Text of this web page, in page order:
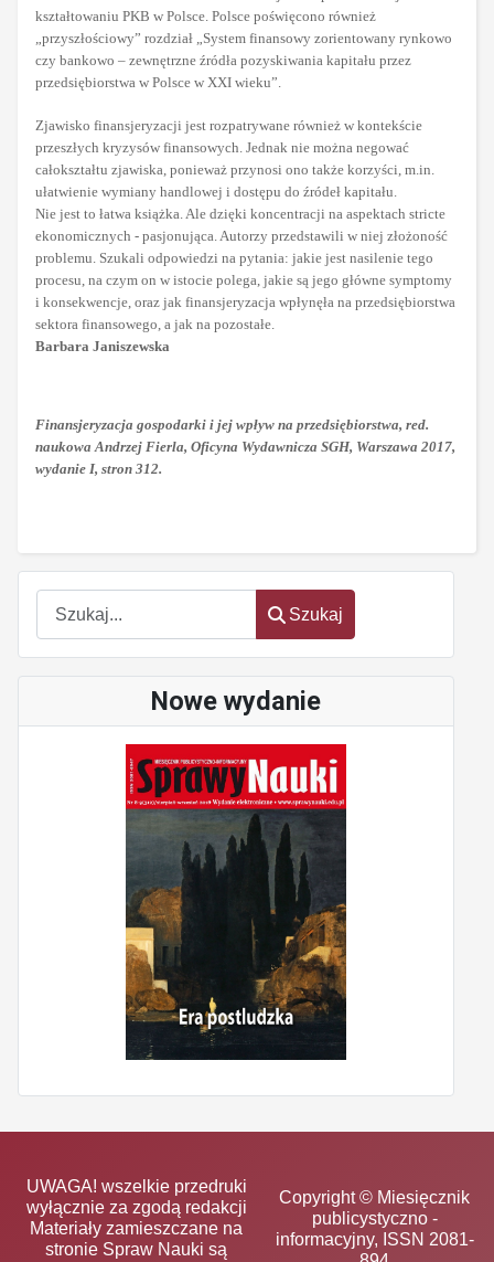
Szukaj
Szukaj
Nowe wydanie
kształtowaniu PKB w Polsce. Polsce poświęcono również
„przyszłościowy” rozdział „System finansowy zorientowany rynkowo
czy bankowo – zewnętrzne źródła pozyskiwania kapitału przez
przedsiębiorstwa w Polsce w XXI wieku”.
Zjawisko finansjeryzacji jest rozpatrywane również w kontekście
przeszłych kryzysów finansowych. Jednak nie można negować
całokształtu zjawiska, ponieważ przynosi ono także korzyści, m.in.
ułatwienie wymiany handlowej i dostępu do źródeł kapitału.
Nie jest to łatwa książka. Ale dzięki koncentracji na aspektach stricte
ekonomicznych - pasjonująca. Autorzy przedstawili w niej złożoność
problemu. Szukali odpowiedzi na pytania: jakie jest nasilenie tego
procesu, na czym on w istocie polega, jakie są jego główne symptomy
i konsekwencje, oraz jak finansjeryzacja wpłynęła na przedsiębiorstwa
sektora finansowego, a jak na pozostałe.
Barbara Janiszewska
Finansjeryzacja gospodarki i jej wpływ na przedsiębiorstwa, red.
naukowa Andrzej Fierla, Oficyna Wydawnicza SGH, Warszawa 2017,
wydanie I, stron 312.
UWAGA! wszelkie przedruki
wyłącznie za zgodą redakcji
Materiały zamieszczane na
stronie Spraw Nauki są
Copyright © Miesięcznik
publicystyczno -
informacyjny, ISSN 2081-